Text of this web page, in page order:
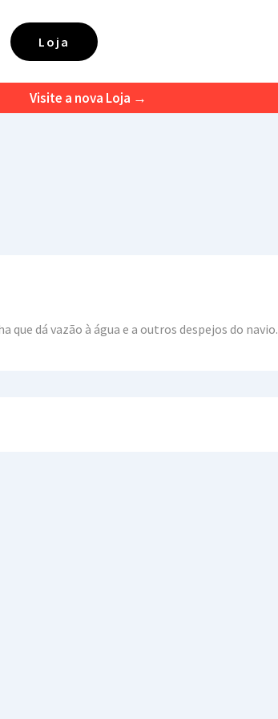
Loja
Visite a nova Loja →
que dá vazão à água e a outros despejos do navio.